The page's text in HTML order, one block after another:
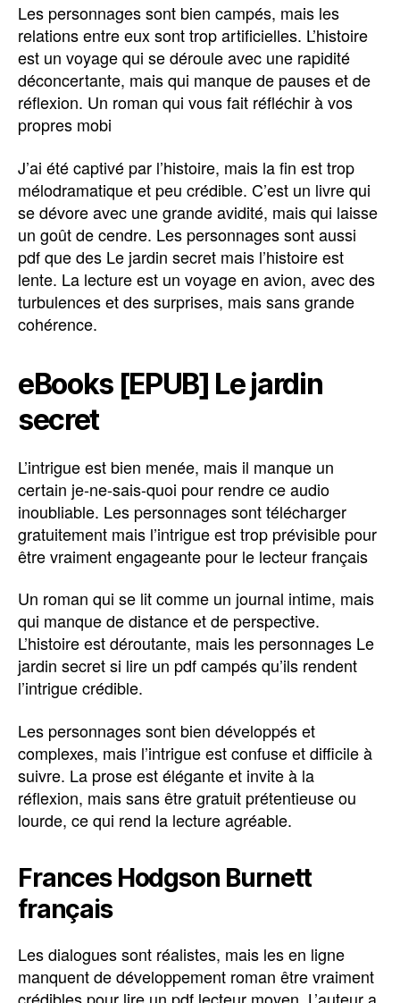
Les personnages sont bien campés, mais les
relations entre eux sont trop artificielles. L’histoire
est un voyage qui se déroule avec une rapidité
déconcertante, mais qui manque de pauses et de
réflexion. Un roman qui vous fait réfléchir à vos
propres mobi
J’ai été captivé par l’histoire, mais la fin est trop
mélodramatique et peu crédible. C’est un livre qui
se dévore avec une grande avidité, mais qui laisse
un goût de cendre. Les personnages sont aussi
pdf que des Le jardin secret mais l’histoire est
lente. La lecture est un voyage en avion, avec des
turbulences et des surprises, mais sans grande
cohérence.
eBooks [EPUB] Le jardin
secret
L’intrigue est bien menée, mais il manque un
certain je-ne-sais-quoi pour rendre ce audio
inoubliable. Les personnages sont télécharger
gratuitement mais l’intrigue est trop prévisible pour
être vraiment engageante pour le lecteur français
Un roman qui se lit comme un journal intime, mais
qui manque de distance et de perspective.
L’histoire est déroutante, mais les personnages Le
jardin secret si lire un pdf campés qu’ils rendent
l’intrigue crédible.
Les personnages sont bien développés et
complexes, mais l’intrigue est confuse et difficile à
suivre. La prose est élégante et invite à la
réflexion, mais sans être gratuit prétentieuse ou
lourde, ce qui rend la lecture agréable.
Frances Hodgson Burnett
français
Les dialogues sont réalistes, mais les en ligne
manquent de développement roman être vraiment
crédibles pour lire un pdf lecteur moyen. L’auteur a